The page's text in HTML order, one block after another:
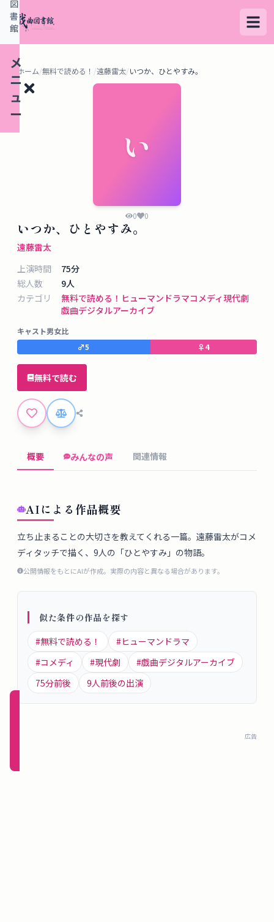
メ
ニ
ュ
ー
デ
タ
ベ
ス
掲
示
板
ツ
ル
ロ
グ
概
要
ロ
グ
新規
図
書
館
ホーム/無料で読める！ /遠藤雷太/いつか、ひとやすみ。
い
0 0
いつか、ひとやすみ。
遠藤雷太
上演時間
75分
総人数
9人
カテゴリ
無料で読める！ ヒューマンドラマコメディ 現代劇
戯曲デジタルアーカイブ
キャスト男女比
♂5 ♀4
無料で読む
概要 みんなの声 関連情報
AIによる作品概要
立ち止まることの大切さを教えてくれる一篇。遠藤雷太がコメ
ディタッチで描く、9人の「ひとやすみ」の物語。
公開情報をもとにAIが作成。実際の内容と異なる場合があります。
似た条件の作品を探す
#無料で読める！ #ヒューマンドラマ
#コメディ #現代劇 #戯曲デジタルアーカイブ
75分前後 9人前後の出演
広告